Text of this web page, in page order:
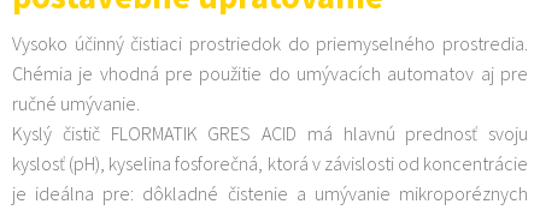
Vysoko účinný čistiaci prostriedok do priemyselného prostredia.
Chémia je vhodná pre použitie do umývacích automatov aj pre
ručné umývanie.
Kyslý čistič FLORMATIK GRES ACID má hlavnú prednosť svoju
kyslosť (pH), kyselina fosforečná, ktorá v závislosti od koncentrácie
je ideálna pre: dôkladné čistenie a umývanie mikroporéznych